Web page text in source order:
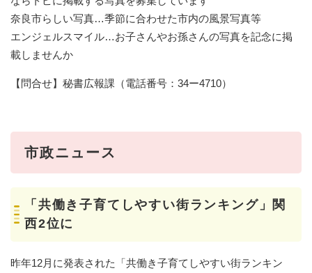
奈良市らしい写真…季節に合わせた市内の風景写真等
エンジェルスマイル…お子さんやお孫さんの写真を記念に掲
載しませんか
【問合せ】秘書広報課（電話番号：34ー4710）
市政ニュース
「共働き子育てしやすい街ランキング」関
西2位に
昨年12月に発表された「共働き子育てしやすい街ランキン